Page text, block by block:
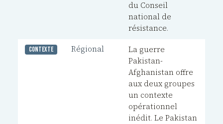
du Conseil
national de
résistance.
Contexte Régional
La guerre
Pakistan-
Afghanistan offre
aux deux groupes
un contexte
opérationnel
inédit. Le Pakistan